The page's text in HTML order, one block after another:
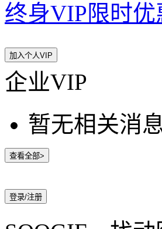
终身VIP限时
加入个人VIP
企业VIP
暂无相关消
查看全部>
登录/注册